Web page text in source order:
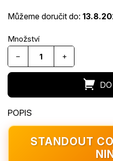
Můžeme doručit do:
+
−
STANDOUT